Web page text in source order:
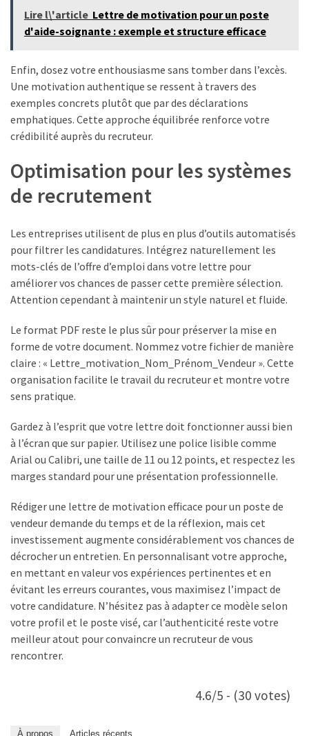
Lire l\'article Lettre de motivation pour un poste
d'aide-soignante : exemple et structure efficace
Enfin, dosez votre enthousiasme sans tomber dans l’excès.
Une motivation authentique se ressent à travers des
exemples concrets plutôt que par des déclarations
emphatiques. Cette approche équilibrée renforce votre
crédibilité auprès du recruteur.
Optimisation pour les systèmes
de recrutement
Les entreprises utilisent de plus en plus d’outils automatisés
pour filtrer les candidatures. Intégrez naturellement les
mots-clés de l’offre d’emploi dans votre lettre pour
améliorer vos chances de passer cette première sélection.
Attention cependant à maintenir un style naturel et fluide.
Le format PDF reste le plus sûr pour préserver la mise en
forme de votre document. Nommez votre fichier de manière
claire : « Lettre_motivation_Nom_Prénom_Vendeur ». Cette
organisation facilite le travail du recruteur et montre votre
sens pratique.
Gardez à l’esprit que votre lettre doit fonctionner aussi bien
à l’écran que sur papier. Utilisez une police lisible comme
Arial ou Calibri, une taille de 11 ou 12 points, et respectez les
marges standard pour une présentation professionnelle.
Rédiger une lettre de motivation efficace pour un poste de
vendeur demande du temps et de la réflexion, mais cet
investissement augmente considérablement vos chances de
décrocher un entretien. En personnalisant votre approche,
en mettant en valeur vos expériences pertinentes et en
évitant les erreurs courantes, vous maximisez l’impact de
votre candidature. N’hésitez pas à adapter ce modèle selon
votre profil et le poste visé, car l’authenticité reste votre
meilleur atout pour convaincre un recruteur de vous
rencontrer.
4.6/5 - (30 votes)
À propos Articles récents